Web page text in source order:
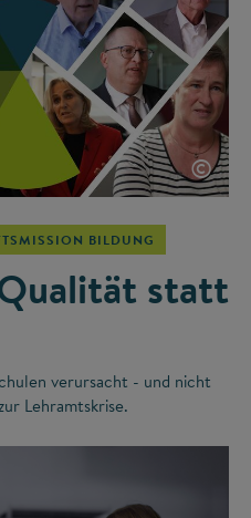
©
BILDUNG
statt
verursacht - und nicht
Lehramtskrise.